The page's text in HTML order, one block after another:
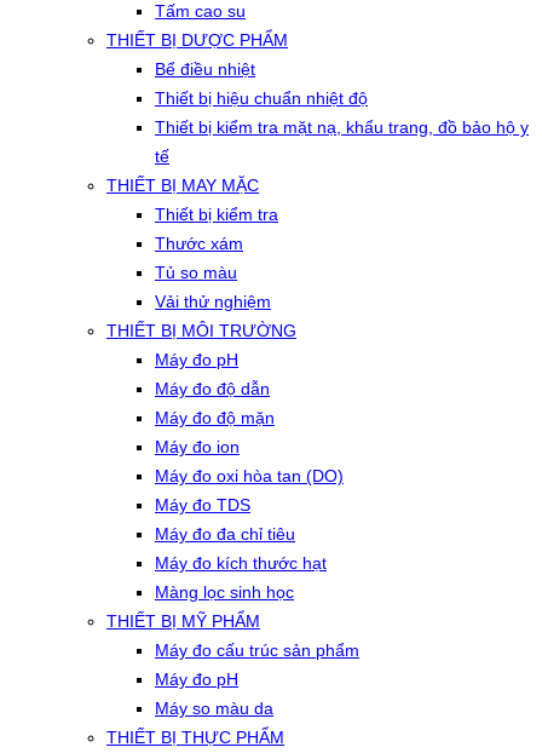
Tấm cao su
THIẾT BỊ DƯỢC PHẨM
Bể điều nhiệt
Thiết bị hiệu chuẩn nhiệt độ
Thiết bị kiểm tra mặt nạ, khẩu trang, đồ bảo hộ y
tế
THIẾT BỊ MAY MẶC
Thiết bị kiểm tra
Thước xám
Tủ so màu
Vải thử nghiệm
THIẾT BỊ MÔI TRƯỜNG
Máy đo pH
Máy đo độ dẫn
Máy đo độ mặn
Máy đo ion
Máy đo oxi hòa tan (DO)
Máy đo TDS
Máy đo đa chỉ tiêu
Máy đo kích thước hạt
Màng lọc sinh học
THIẾT BỊ MỸ PHẨM
Máy đo cấu trúc sản phẩm
Máy đo pH
Máy so màu da
THIẾT BỊ THỰC PHẨM